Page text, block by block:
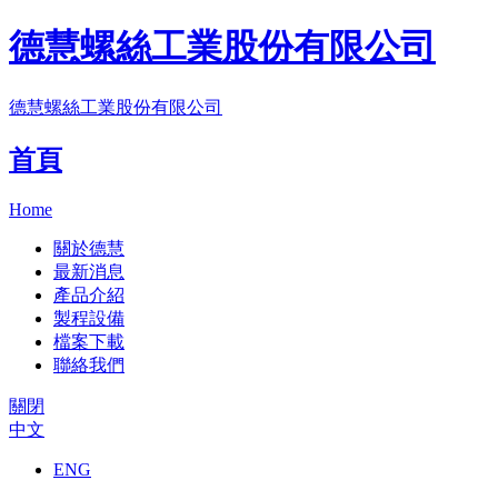
德慧螺絲工業股份有限公司
德慧螺絲工業股份有限公司
首頁
Home
關於德慧
最新消息
產品介紹
製程設備
檔案下載
聯絡我們
關閉
中文
ENG